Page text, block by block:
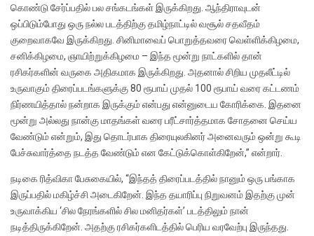
கொண்டு சேர்ப்பதில் பல சங்கடங்கள் இருக்கிறது. ஆந்திராவுடன்
ஒப்பிடும்போது ஒரு நல்ல படத்திற்கு தமிழ்நாட்டில் வசூல் சதவீதம்
குறைவாகவே இருக்கிறது. சினிமாவைப் பொறுத்தவரை வெள்ளிக்கிழமை,
சனிக்கிழமை, ஞாயிற்றுக்கிழமை – இந்த மூன்று நாட்களில் தான்
ரசிகர்களின் வருகை அதிகமாக இருக்கிறது. அதனால் சிறிய முதலீட்டில்
உருவாகும் திரைப்படங்களுக்கு 80 ரூபாய் முதல் 100 ரூபாய் வரை கட்டணம்
நிர்ணயித்தால் நன்றாக இருக்கும் என்பது என்னுடைய கோரிக்கை. இதனை
மூன்று அல்லது நான்கு மாதங்கள் வரை பரீட்சார்த்தமாக சோதனை செய்ய
வேண்டும் என்றும், இது தொடர்பாக திரையுலகினர் அனைவரும் ஒன்று கூடி
பேச்சுவார்த்தை நடத்த வேண்டும் என கேட்டுக்கொள்கிறேன்,” என்றார்.
நடிகை ரித்விகா பேசுகையில், “இந்தத் திரைப்படத்தில் நானும் ஒரு பங்காக
இருப்பதில் மகிழ்ச்சி அடைகிறேன். இந்த தயாரிப்பு நிறுவனம் இதற்கு முன்
உருவாக்கிய‌ ‘சில நேரங்களில் சில மனிதர்கள்’ படத்திலும் நான்
நடித்திருக்கிறேன். அதற்கு ரசிகர்களிடத்தில் பெரிய வரவேற்பு இருந்தது.